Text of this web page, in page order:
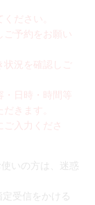
ださい。
予約をお願い
況を確認しご
日時・時間等
きます。
入力くださ
いの方は、迷惑
受信をかける